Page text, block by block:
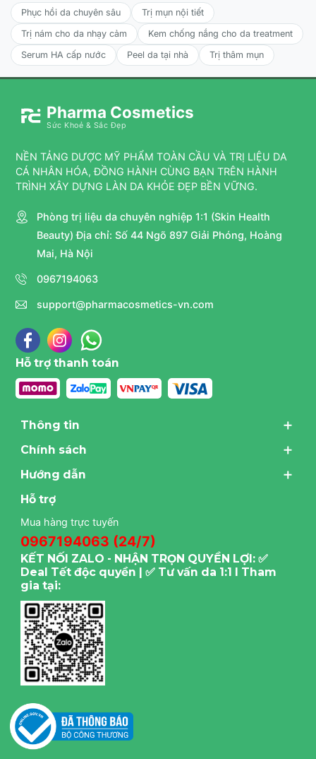
Phục hồi da chuyên sâu
Trị mụn nội tiết
Trị nám cho da nhạy cảm
Kem chống nắng cho da treatment
Serum HA cấp nước
Peel da tại nhà Trị thâm mụn
Pharma Cosmetics
Sức Khoẻ & Sắc Đẹp
NỀN TẢNG DƯỢC MỸ PHẨM TOÀN CẦU VÀ TRỊ LIỆU DA
CÁ NHÂN HÓA, ĐỒNG HÀNH CÙNG BẠN TRÊN HÀNH
TRÌNH XÂY DỰNG LÀN DA KHỎE ĐẸP BỀN VỮNG.
Phòng trị liệu da chuyên nghiệp 1:1 (Skin Health
Beauty) Địa chỉ: Số 44 Ngõ 897 Giải Phóng, Hoàng
Mai, Hà Nội
0967194063
support@pharmacosmetics-vn.com
Hỗ trợ thanh toán
Thông tin
Chính sách
Hướng dẫn
Hỗ trợ
Mua hàng trực tuyến
0967194063 (24/7)
KẾT NỐI ZALO - NHẬN TRỌN QUYỀN LỢI: ✅
Deal Tết độc quyền | ✅ Tư vấn da 1:1 I Tham
gia tại: